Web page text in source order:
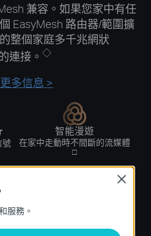
兼容。如果您家中有任
EasyMesh 路由器/範圍擴
整個家庭多千兆網狀
連接。 ◇
多信息 >
號
智能漫遊
在家中走動時不間斷的流媒體
□
WiFi 網絡名稱
服務。
Close